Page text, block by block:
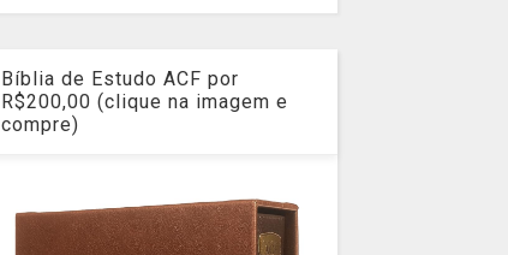
Bíblia de Estudo ACF por
R$200,00 (clique na imagem e
compre)